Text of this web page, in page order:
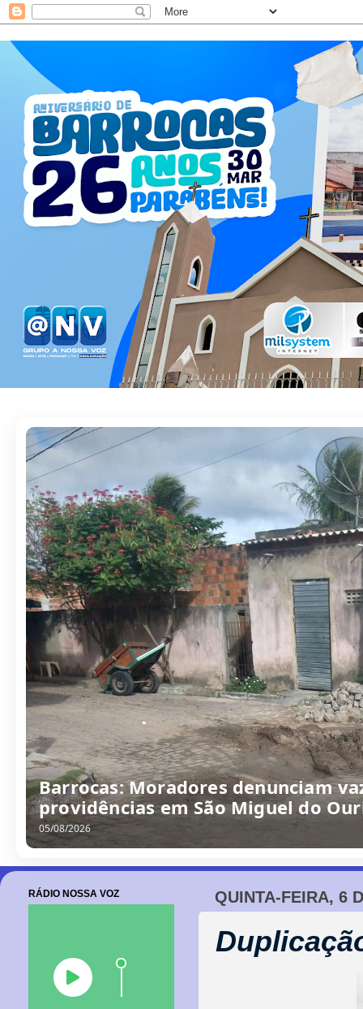
“Obra parada, ninguém
escola no Alto da Porteira em
06/08/2026
QUINTA-FEIRA, 6
RÁDIO NOSSA VOZ